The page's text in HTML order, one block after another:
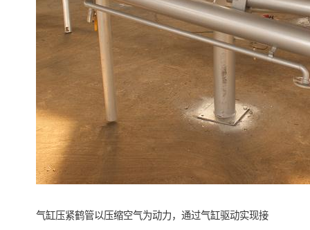
气缸压紧鹤管以压缩空气为动力，通过气缸驱动实现接